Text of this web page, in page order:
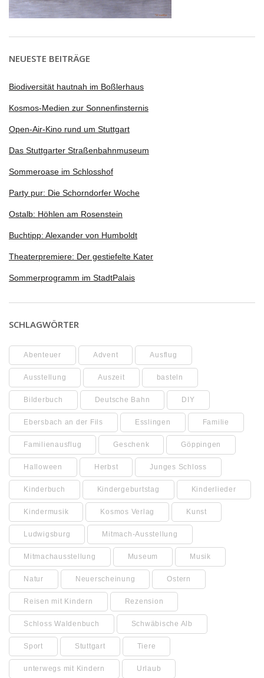
NEUESTE BEITRÄGE
Biodiversität hautnah im Boßlerhaus
Kosmos-Medien zur Sonnenfinsternis
Open-Air-Kino rund um Stuttgart
Das Stuttgarter Straßenbahnmuseum
Sommeroase im Schlosshof
Party pur: Die Schorndorfer Woche
Ostalb: Höhlen am Rosenstein
Buchtipp: Alexander von Humboldt
Theaterpremiere: Der gestiefelte Kater
Sommerprogramm im StadtPalais
SCHLAGWÖRTER
Abenteuer Advent Ausflug
Ausstellung Auszeit basteln
Bilderbuch Deutsche Bahn DIY
Ebersbach an der Fils Esslingen Familie
Familienausflug Geschenk Göppingen
Halloween Herbst Junges Schloss
Kinderbuch Kindergeburtstag Kinderlieder
Kindermusik Kosmos Verlag Kunst
Ludwigsburg Mitmach-Ausstellung
Mitmachausstellung Museum Musik
Natur Neuerscheinung Ostern
Reisen mit Kindern Rezension
Schloss Waldenbuch Schwäbische Alb
Sport Stuttgart Tiere
unterwegs mit Kindern Urlaub